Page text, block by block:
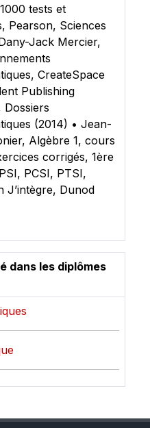
tests et
Pearson, Sciences
Jack Mercier,
CreateSpace
Publishing
Dossiers
(2014) • Jean-
Algèbre 1, cours
corrigés, 1ère
PCSI, PTSI,
J’intègre, Dunod
dans les diplômes